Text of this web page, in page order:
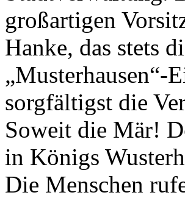
großartigen
Hanke, das stets
„Musterhausen“-
sorgfältigst die
Soweit die Mär!
in Königs
Die Menschen